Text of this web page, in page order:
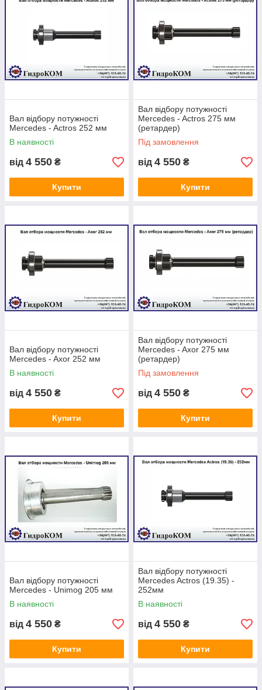
Вал відбору потужності
Mercedes - Actros 252 мм
В наявності
від 4 550 ₴
Купити
Вал відбору потужності
Mercedes - Actros 275 мм
(ретардер)
Під замовлення
від 4 550 ₴
Купити
Вал відбору потужності
Mercedes - Axor 252 мм
В наявності
від 4 550 ₴
Купити
Вал відбору потужності
Mercedes - Axor 275 мм
(ретардер)
Під замовлення
від 4 550 ₴
Купити
Вал відбору потужності
Mercedes - Unimog 205 мм
В наявності
від 4 550 ₴
Купити
Вал відбору потужності
Mercedes Actros (19.35) -
252мм
В наявності
від 4 550 ₴
Купити